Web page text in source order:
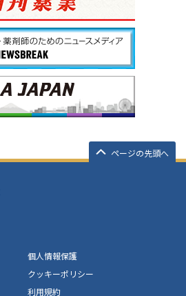
ページの先頭へ
個人情報保護
クッキーポリシー
利用規約